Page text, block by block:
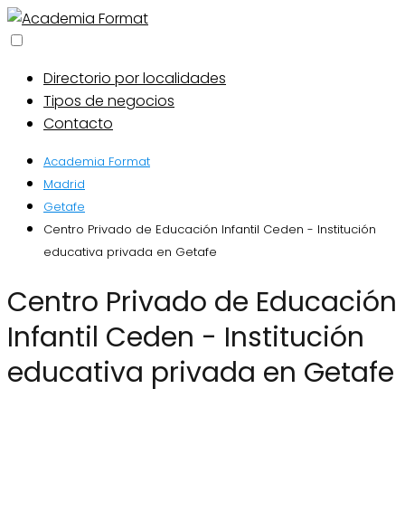
Directorio por localidades
Tipos de negocios
Contacto
Academia Format
Madrid
Getafe
Centro Privado de Educación Infantil Ceden - Institución
educativa privada en Getafe
Centro Privado de Educación
Infantil Ceden - Institución
educativa privada en Getafe